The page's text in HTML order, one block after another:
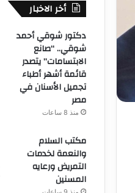
أخر الاخبار
دكتور شوقي أحمد
شوقي.. “صانع
الابتسامات” يتصدر
قائمة أشهر أطباء
تجميل الأسنان في
مصر
منذ 8 ساعات
مكتب السلام
والنعمة لخدمات
التمريض ورعايه
المسنين